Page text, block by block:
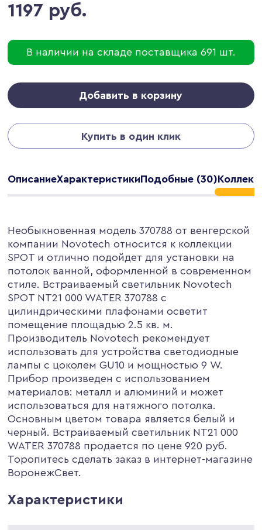
1197 руб.
В наличии на складе поставщика 691 шт.
Добавить в корзину
Купить в один клик
ОписаниеХарактеристикиПодобные (30)
Необыкновенная модель 370788 от венгерской
компании Novotech относится к коллекции
SPOT и отлично подойдет для установки на
потолок ванной, оформленной в современном
стиле. Встраиваемый светильник Novotech
SPOT NT21 000 WATER 370788 с
цилиндрическими плафонами осветит
помещение площадью 2.5 кв. м.
Производитель Novotech рекомендует
использовать для устройства светодиодные
лампы с цоколем GU10 и мощностью 9 W.
Прибор произведен с использованием
материалов: металл и алюминий и может
использоваться для натяжного потолка.
Основным цветом товара является белый и
черный. Встраиваемый светильник NT21 000
WATER 370788 продается по цене 920 руб.
Торопитесь сделать заказ в интернет-магазине
ВоронежСвет.
Характеристики